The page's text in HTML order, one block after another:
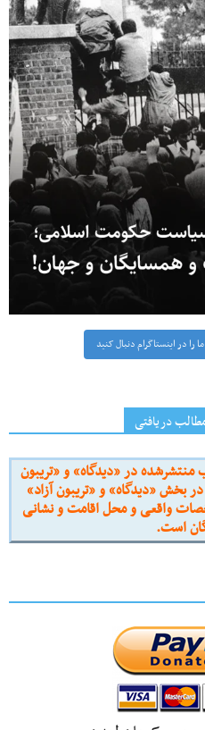
ما را در اینستاگرام دنبال کنید
دریافتی
در «دیدگاه» و «تریبون
بخش «دیدگاه» و «تریبون آزاد»
واقعی و محل اقامت و نشانی
است.